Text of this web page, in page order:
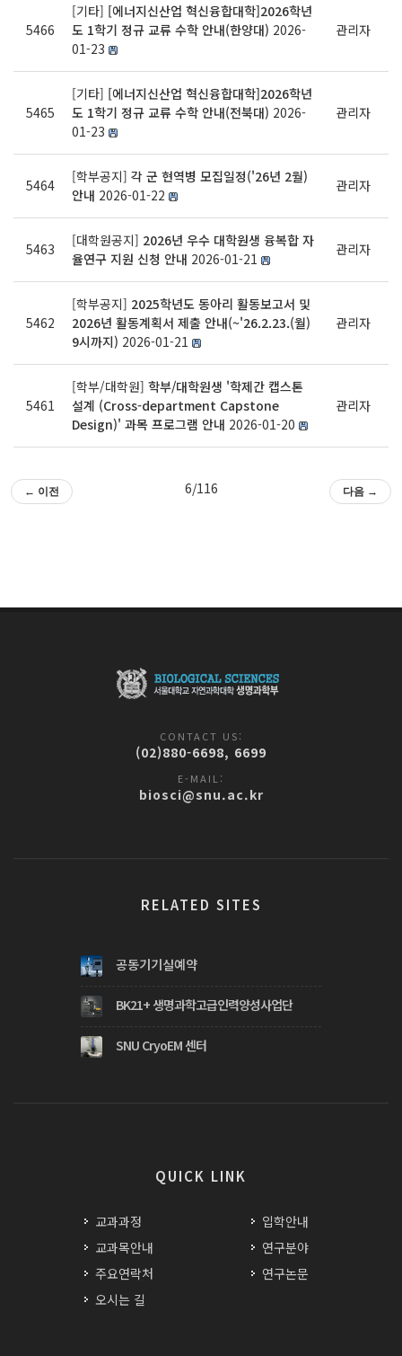
5466
[기타] [에너지신산업 혁신융합대학]2026학년
도 1학기 정규 교류 수학 안내(한양대) 2026-
01-23
관리자
5465
[기타] [에너지신산업 혁신융합대학]2026학년
도 1학기 정규 교류 수학 안내(전북대) 2026-
01-23
관리자
5464 [학부공지] 각 군 현역병 모집일정('26년 2월)
안내 2026-01-22
관리자
5463 [대학원공지] 2026년 우수 대학원생 융복합 자
율연구 지원 신청 안내 2026-01-21
관리자
5462
[학부공지] 2025학년도 동아리 활동보고서 및
2026년 활동계획서 제출 안내(~'26.2.23.(월)
9시까지) 2026-01-21
관리자
5461
[학부/대학원] 학부/대학원생 '학제간 캡스톤
설계 (Cross-department Capstone
Design)' 과목 프로그램 안내 2026-01-20
관리자
← 이전 6/116 다음 →
CONTACT US:
(02)880-6698, 6699
E-MAIL:
biosci@snu.ac.kr
RELATED SITES
공동기기실예약
BK21+ 생명과학고급인력양성사업단
SNU CryoEM 센터
QUICK LINK
교과과정
교과목안내
주요연락처
오시는 길
입학안내
연구분야
연구논문